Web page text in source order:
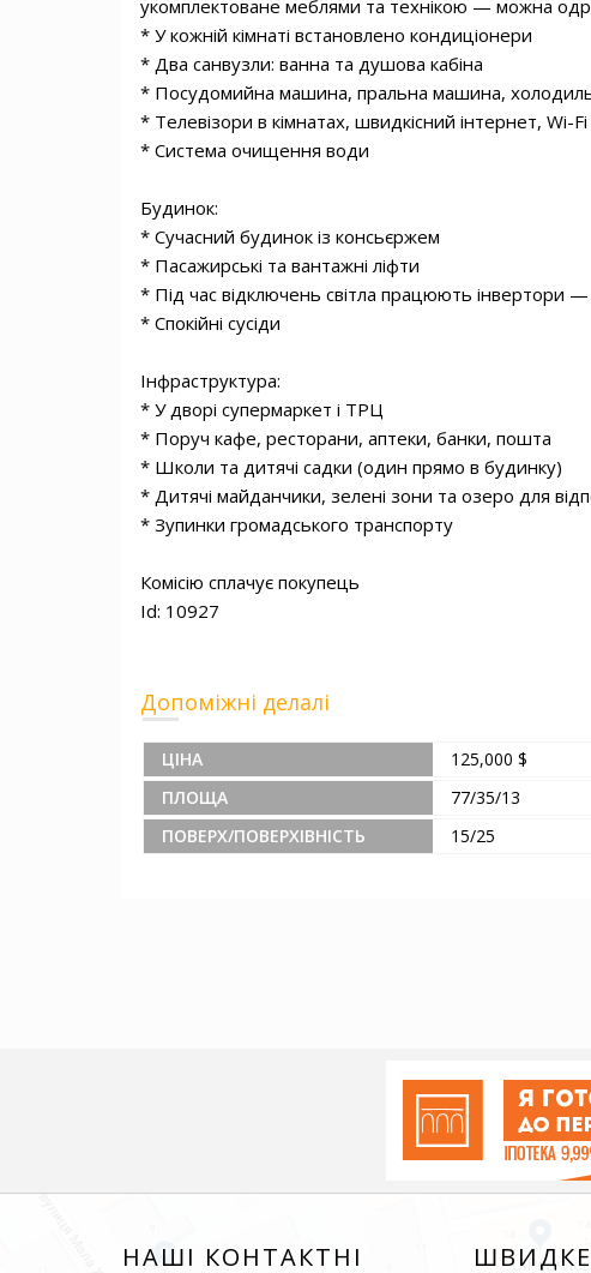
укомплектоване меблями та технікою — можна
* У кожній кімнаті встановлено кондиціонери
* Два санвузли: ванна та душова кабіна
* Посудомийна машина, пральна машина,
* Телевізори в кімнатах, швидкісний інтернет, Wi-Fi
* Система очищення води
Будинок:
* Сучасний будинок із консьєржем
* Пасажирські та вантажні ліфти
* Під час відключень світла працюють інвертори
* Спокійні сусіди
Інфраструктура:
* У дворі супермаркет і ТРЦ
* Поруч кафе, ресторани, аптеки, банки, пошта
* Школи та дитячі садки (один прямо в будинку)
* Дитячі майданчики, зелені зони та озеро для
* Зупинки громадського транспорту
Комісію сплачує покупець
Id: 10927
Допоміжні делалі
ЦІНА
125,000 $
ПЛОЩА
77/35/13
ПОВЕРХ/ПОВЕРХІВНІСТЬ
15/25
НАШІ КОНТАКТНІ